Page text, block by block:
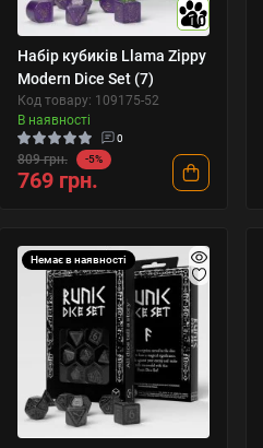
10
Набір кубиків Llama Zippy
Modern Dice Set (7)
Код товару: 109175-52
В наявності
0
809 грн. -5%
769 грн.
Немає в наявності